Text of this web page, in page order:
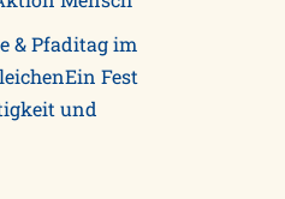
& Pfaditag im
Fest
und